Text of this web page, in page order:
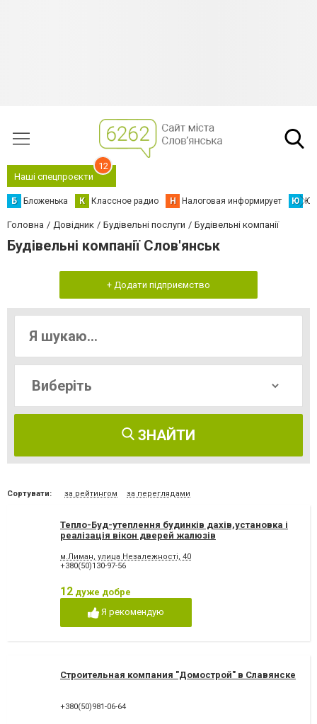
Наші спецпроєкти
12
Б Бложенька К Классное радио Н Налоговая информирует Ю
Головна Довідник Будівельні послуги Будівельні компанії
Будівельні компанії Слов'янськ
+ Додати підприємство
ЗНАЙТИ
Сортувати: за рейтингом за переглядами
Тепло-Буд-утеплення будинків дахів,установка і
реалізація вікон дверей жалюзів
м.Лиман, улица Незалежності, 40
+380(50)130-97-56
12 дуже добре
Я рекомендую
Строительная компания "Домострой" в Славянске
+380(50)981-06-64